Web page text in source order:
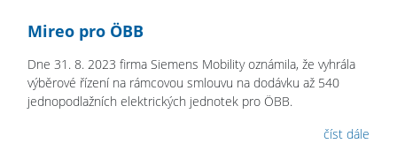
Mireo pro ÖBB
Dne 31. 8. 2023 firma Siemens Mobility oznámila, že vyhrála
výběrové řízení na rámcovou smlouvu na dodávku až 540
jednopodlažních elektrických jednotek pro ÖBB.
číst dále